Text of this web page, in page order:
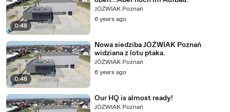
0:48
JÓŹWIAK Poznań
6 years ago
0:48
Nowa siedziba JÓŹWIAK Poznań
widziana z lotu ptaka.
JÓŹWIAK Poznań
6 years ago
Our HQ is almost ready!
JÓŹWIAK Poznań